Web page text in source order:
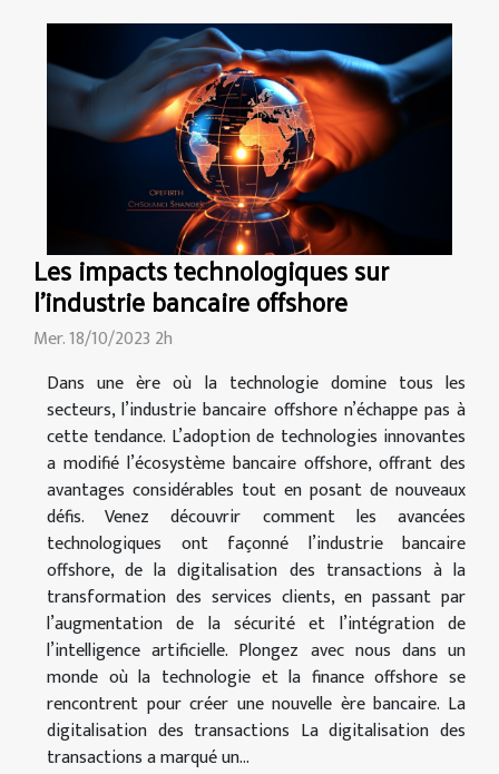
Les impacts technologiques sur
l'industrie bancaire offshore
Mer. 18/10/2023 2h
Dans une ère où la technologie domine tous les
secteurs, l’industrie bancaire offshore n’échappe pas à
cette tendance. L’adoption de technologies innovantes
a modifié l’écosystème bancaire offshore, offrant des
avantages considérables tout en posant de nouveaux
défis. Venez découvrir comment les avancées
technologiques ont façonné l’industrie bancaire
offshore, de la digitalisation des transactions à la
transformation des services clients, en passant par
l’augmentation de la sécurité et l’intégration de
l’intelligence artificielle. Plongez avec nous dans un
monde où la technologie et la finance offshore se
rencontrent pour créer une nouvelle ère bancaire. La
digitalisation des transactions La digitalisation des
transactions a marqué un...